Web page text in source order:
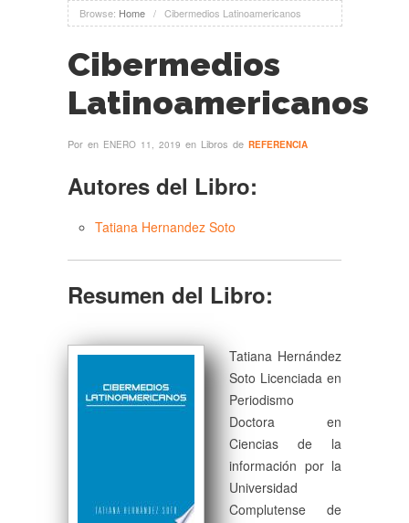
Browse: Home / Cibermedios Latinoamericanos
Cibermedios
Latinoamericanos
Por en ENERO 11, 2019 en Libros de REFERENCIA
Autores del Libro:
Tatiana Hernandez Soto
Resumen del Libro:
Tatiana Hernández
Soto Licenciada en
Periodismo
Doctora en
Ciencias de la
información por la
Universidad
Complutense de